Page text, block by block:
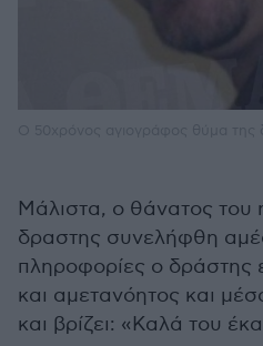
Μάλιστα, ο θάνατος του
δραστης συνελήφθη
πληροφορίες ο δράστης
και αμετανόητος και
και βρίζει: «Καλά του